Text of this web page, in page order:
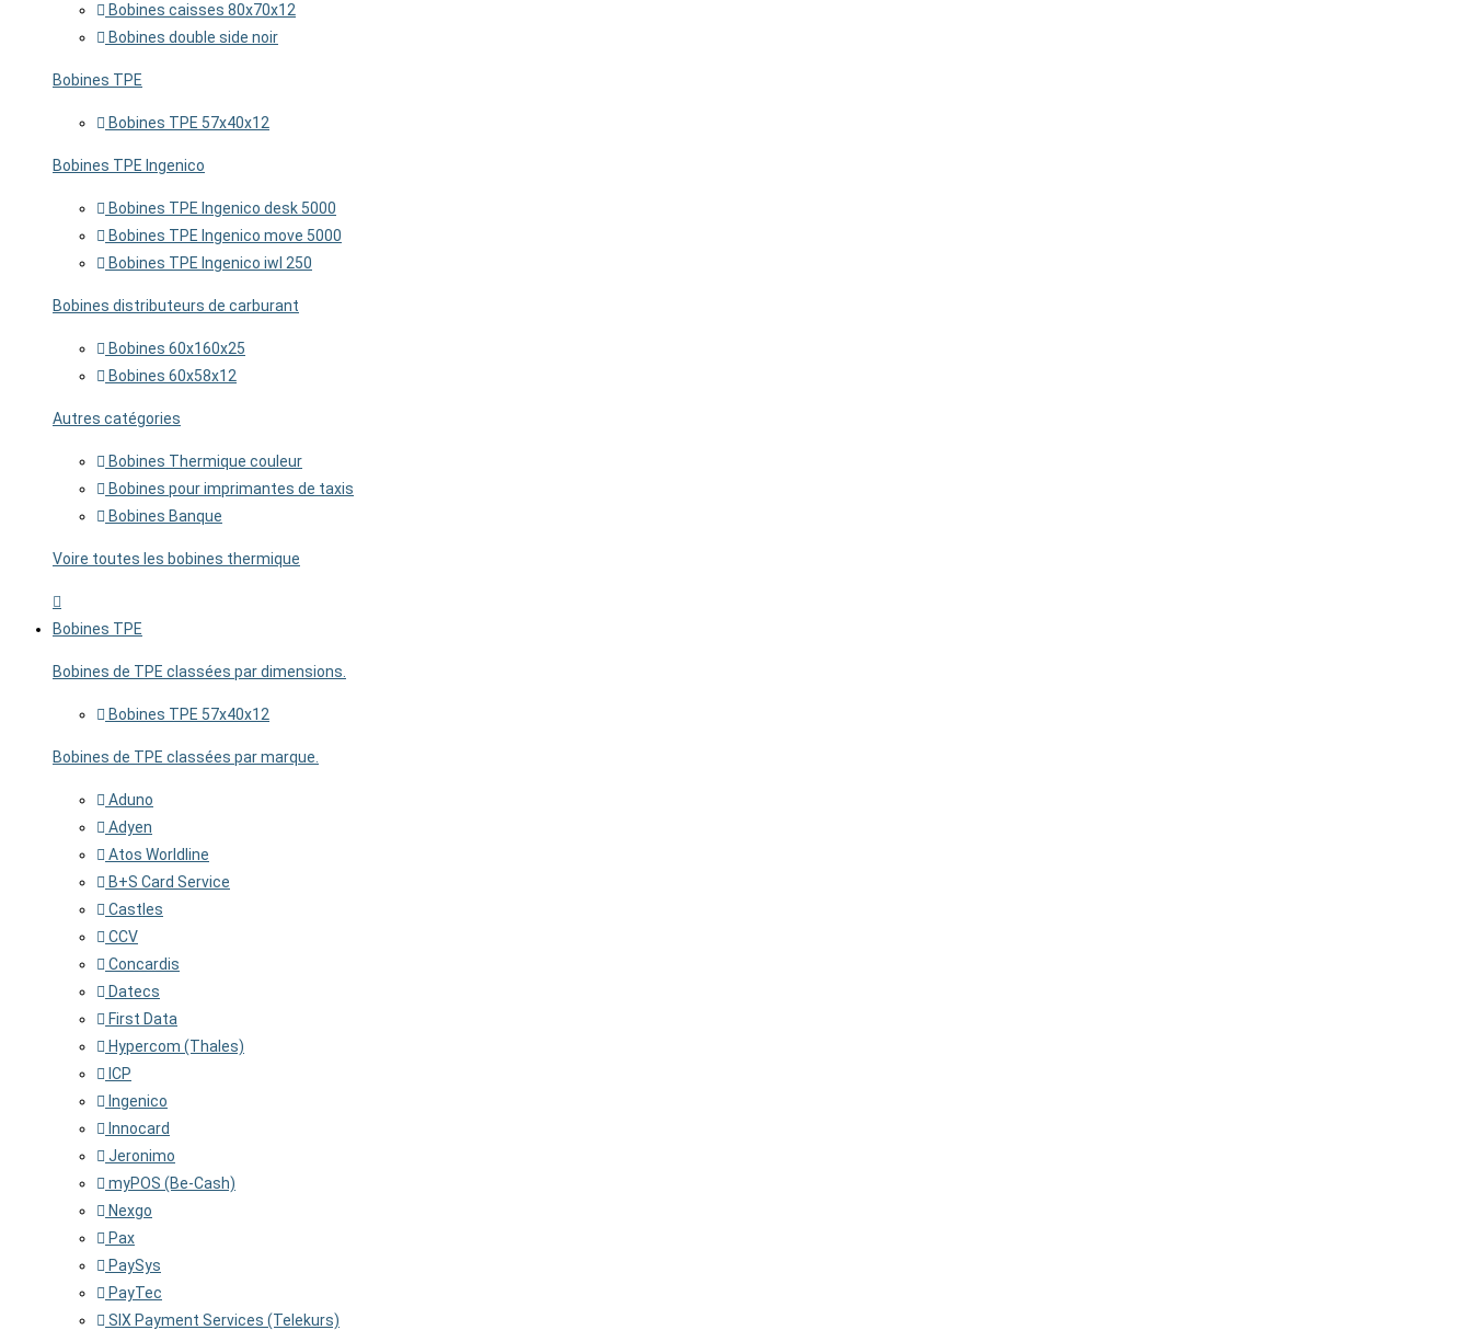
Bobines caisses 80x70x12
Bobines double side noir
Bobines TPE
Bobines TPE 57x40x12
Bobines TPE Ingenico
Bobines TPE Ingenico desk 5000
Bobines TPE Ingenico move 5000
Bobines TPE Ingenico iwl 250
Bobines distributeurs de carburant
Bobines 60x160x25
Bobines 60x58x12
Autres catégories
Bobines Thermique couleur
Bobines pour imprimantes de taxis
Bobines Banque
Voire toutes les bobines thermique
Bobines TPE
Bobines de TPE classées par dimensions.
Bobines TPE 57x40x12
Bobines de TPE classées par marque.
Aduno
Adyen
Atos Worldline
B+S Card Service
Castles
CCV
Concardis
Datecs
First Data
Hypercom (Thales)
ICP
Ingenico
Innocard
Jeronimo
myPOS (Be-Cash)
Nexgo
Pax
PaySys
PayTec
SIX Payment Services (Telekurs)